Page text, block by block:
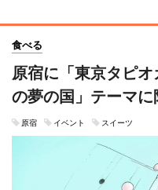
食べる
原宿に「東京タピ
の夢の国」テーマに
原宿 イベント スイーツ